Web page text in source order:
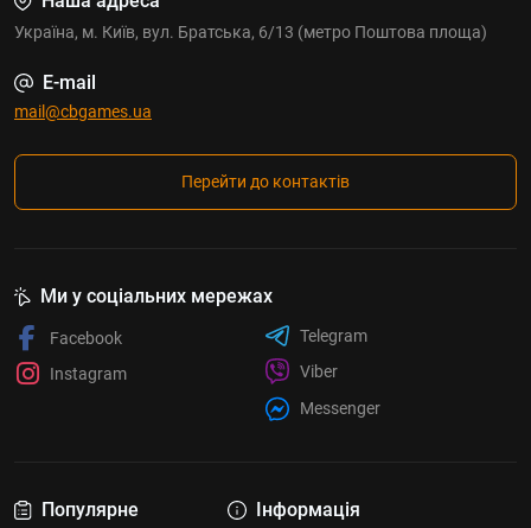
Україна, м. Київ, вул. Братська, 6/13 (метро Поштова площа)
E-mail
mail@cbgames.ua
Перейти до контактів
Популярне Інформація
Ми у соціальних мережах
Facebook
Instagram
Telegram
Viber
Messenger